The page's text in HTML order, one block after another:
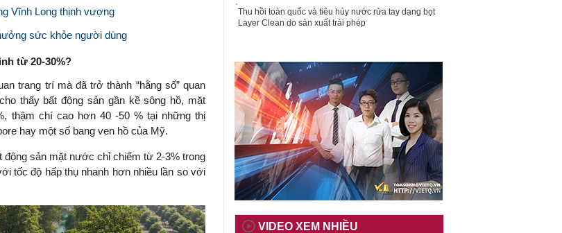
Vĩnh Long thịnh vượng
sức khỏe người dùng
từ 20-30%?
trang trí mà đã trở thành “hằng số” quan
thấy bất động sản gần kề sông hồ, mặt
thậm chí cao hơn 40 -50 % tại những thị
hay một số bang ven hồ của Mỹ.
động sản mặt nước chỉ chiếm từ 2-3% trong
tốc độ hấp thụ nhanh hơn nhiều lần so với
Thu hồi toàn quốc và tiêu hủy nước rửa tay dạng bọt
Layer Clean do sản xuất trái phép
VIDEO XEM NHIỀU